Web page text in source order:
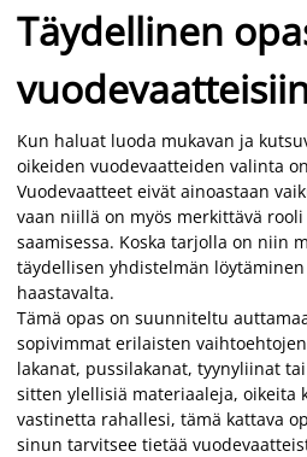
Täydellinen
Kun haluat luoda mukavan ja
oikeiden vuodevaatteiden valinta
Vuodevaatteet eivät ainoastaan
vaan niillä on myös merkittävä
saamisessa. Koska tarjolla on niin
täydellisen yhdistelmän
haastavalta.
Tämä opas on suunniteltu
sopivimmat erilaisten
lakanat, pussilakanat, tyynyliinat
sitten ylellisiä materiaaleja, oikeita
vastinetta rahallesi, tämä kattava
sinun tarvitsee tietää